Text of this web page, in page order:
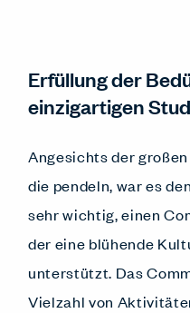
Erfüllung der
einzigartigen
Angesichts der
die pendeln, war es
sehr wichtig, einen
der eine blühende
unterstützt. Das
Vielzahl von